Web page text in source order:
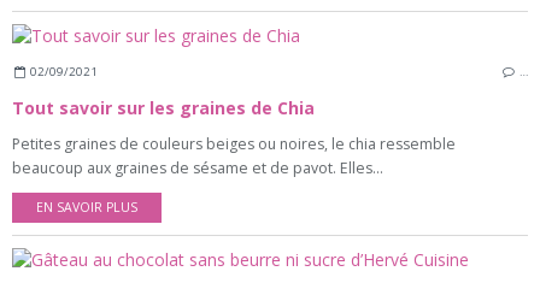
02/09/2021 …
Tout savoir sur les graines de Chia
Petites graines de couleurs beiges ou noires, le chia ressemble
beaucoup aux graines de sésame et de pavot. Elles...
EN SAVOIR PLUS